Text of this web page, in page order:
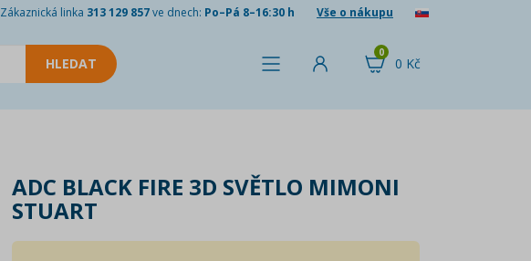
Zákaznická linka 313 129 857ve dnech: Po–Pá 8–16:30 h Vše o nákupu
0 Kč
0
ADC BLACK FIRE 3D SVĚTLO MIMONI
STUART